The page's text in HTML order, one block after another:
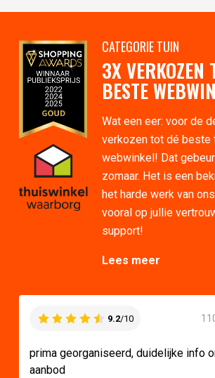
CATEGORIE TUIN
3X VERKOZEN
BESTE
Wat een eer: voor de
verkozen tot dé beste
webwinkel! Dat
zomaar. Het is een
het harde werk van
vooral op jullie
support!
Lees meer
9.2/10
prima georganiseerd, duidelijke info
aanbod